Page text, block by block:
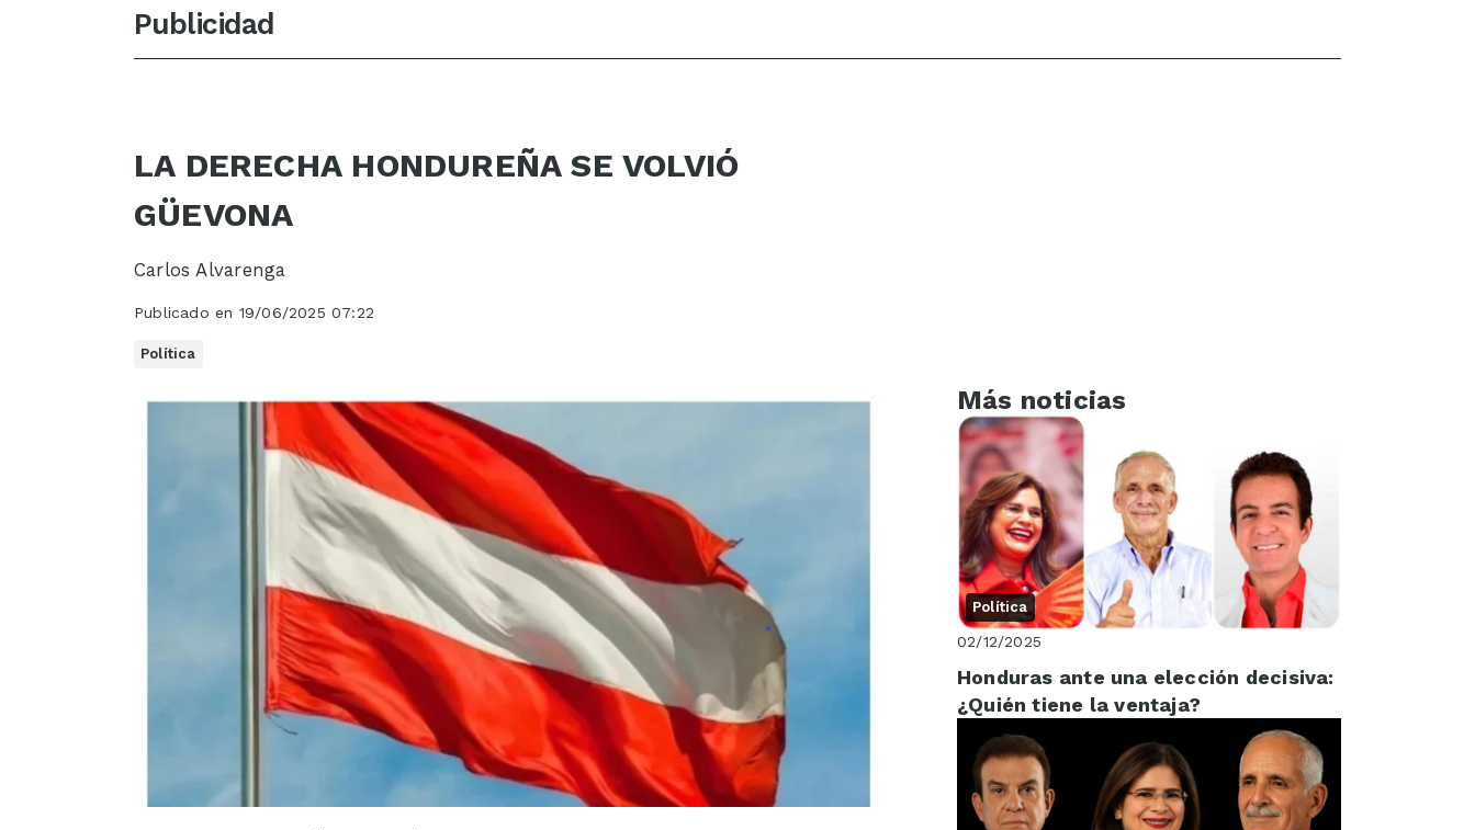
Publicidad
LA DERECHA HONDUREÑA SE VOLVIÓ
GÜEVONA
Carlos Alvarenga
Publicado en 19/06/2025 07:22
Política
Más noticias
Política
02/12/2025
Honduras ante una elección decisiva:
¿Quién tiene la ventaja?